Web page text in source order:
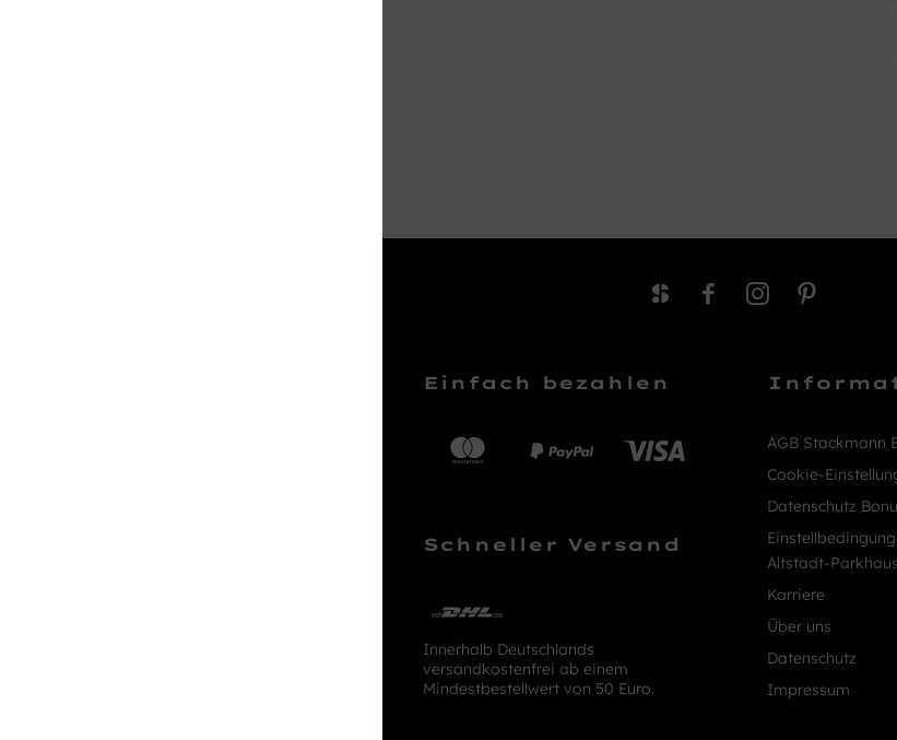
Einfach bezahlen
Schneller Versand
Innerhalb Deutschlands
versandkostenfrei ab einem
Mindestbestellwert von 50 Euro.
AGB Stackmann
Cookie-
Datenschutz
Altstadt-Parkhaus
Karriere
Über uns
Datenschutz
Impressum